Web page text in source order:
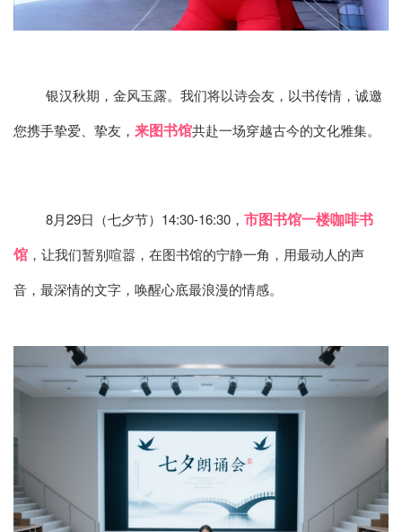
银汉秋期，金风玉露。我们将以诗会友，以书传情，诚邀
您携手挚爱、挚友， 来图书馆共赴一场穿越古今的文化雅集。
8月29日（七夕节）14:30-16:30， 市图书馆一楼咖啡书
馆 ，让我们暂别喧嚣，在图书馆的宁静一角，用最动人的声
音，最深情的文字，唤醒心底最浪漫的情感。